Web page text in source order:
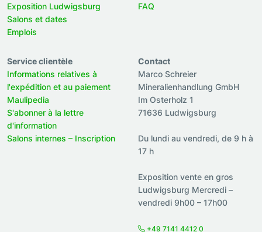
Exposition Ludwigsburg
Salons et dates
Emplois
FAQ
Service clientèle
Informations relatives à
l'expédition et au paiement
Maulipedia
S'abonner à la lettre
d'information
Salons internes – Inscription
Contact
Marco Schreier
Mineralienhandlung GmbH
Im Osterholz 1
71636 Ludwigsburg
Du lundi au vendredi, de 9 h à
17 h
Exposition vente en gros
Ludwigsburg Mercredi –
vendredi 9h00 – 17h00
+49 7141 4412 0